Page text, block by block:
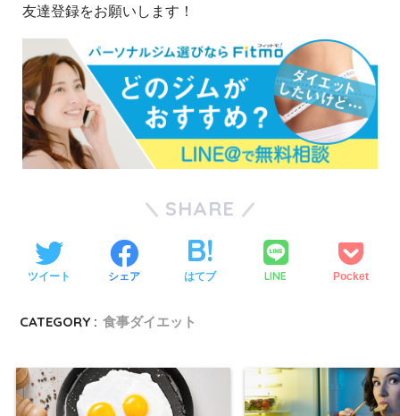
友達登録をお願いします！
SHARE
ツイート シェア はてブ LINE Pocket
CATEGORY : 食事ダイエット